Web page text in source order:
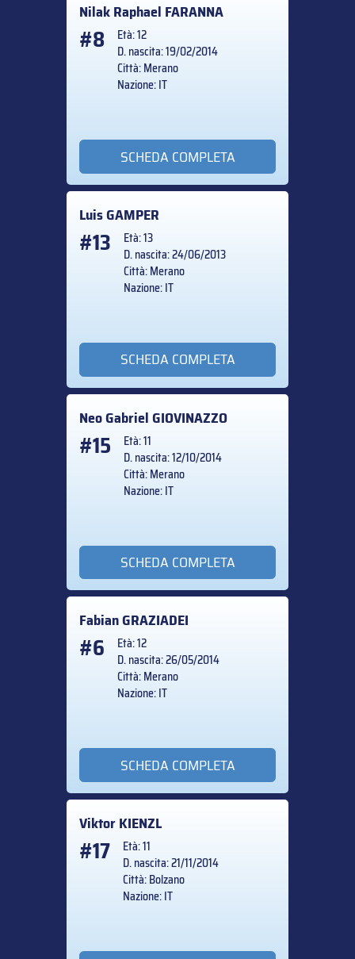
Nilak Raphael FARANNA
#8
Età: 12
D. nascita: 19/02/2014
Città: Merano
Nazione: IT
SCHEDA COMPLETA
LuisGAMPER
#13
Età: 13
D. nascita: 24/06/2013
Città: Merano
Nazione: IT
SCHEDA COMPLETA
Neo GabrielGIOVINAZZO
#15
Età: 11
D. nascita: 12/10/2014
Città: Merano
Nazione: IT
SCHEDA COMPLETA
FabianGRAZIADEI
#6
Età: 12
D. nascita: 26/05/2014
Città: Merano
Nazione: IT
SCHEDA COMPLETA
ViktorKIENZL
#17
Età: 11
D. nascita: 21/11/2014
Città: Bolzano
Nazione: IT